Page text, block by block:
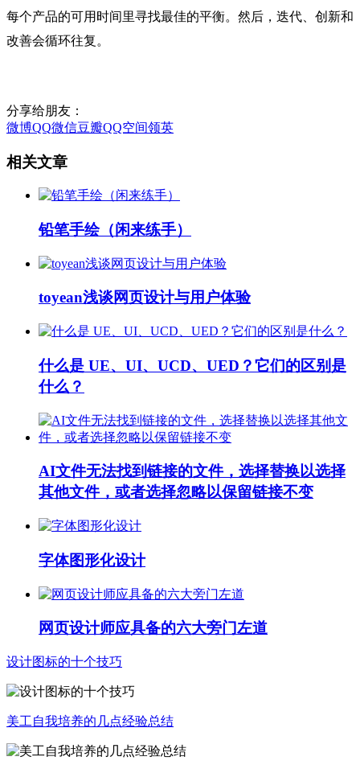
每个产品的可用时间里寻找最佳的平衡。然后，迭代、创新和
改善会循环往复。
分享给朋友：
微博QQ微信豆瓣QQ空间领英
相关文章
铅笔手绘（闲来练手）
toyean浅谈网页设计与用户体验
什么是 UE、UI、UCD、UED？它们的区别是
什么？
AI文件无法找到链接的文件，选择替换以选择
其他文件，或者选择忽略以保留链接不变
字体图形化设计
网页设计师应具备的六大旁门左道
设计图标的十个技巧
美工自我培养的几点经验总结